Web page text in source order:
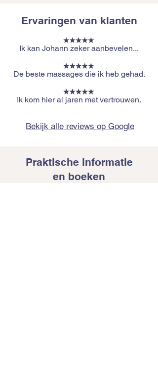
Ervaringen van klanten
Ik kan Johann zeker aanbevelen...
De beste massages die ik heb gehad.
Ik kom hier al jaren met vertrouwen.
Bekijk alle reviews op Google
Praktische informatie
en boeken